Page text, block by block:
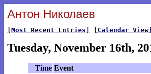
Антон Николаев
[Most Recent Entries] [Calendar View]
Tuesday, November 16th,
Time Event